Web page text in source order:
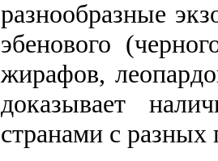
разнообразные
эбенового
жирафов,
доказывает
странами с